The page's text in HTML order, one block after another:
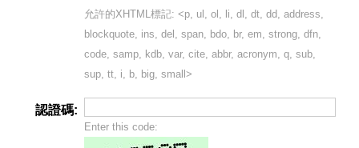
允許的XHTML標記: <p, ul, ol, li, dl, dt, dd, address,
blockquote, ins, del, span, bdo, br, em, strong, dfn,
code, samp, kdb, var, cite, abbr, acronym, q, sub,
sup, tt, i, b, big, small>
認證碼:
Enter this code: